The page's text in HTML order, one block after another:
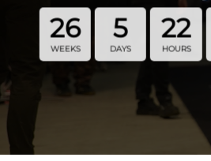
26
WEEKS
5
DAYS
22
HOURS